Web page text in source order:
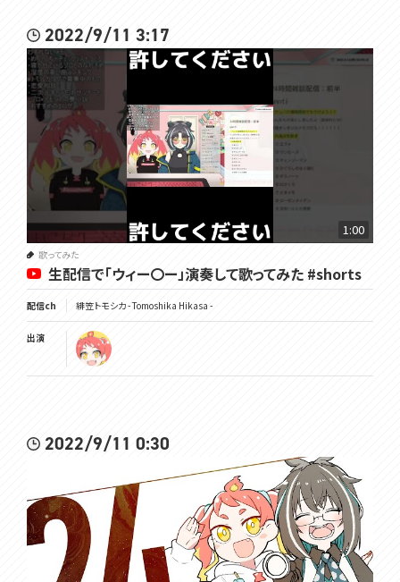
2022/9/11 3:17
1:00
歌ってみた
生配信で「ウィー〇ー」演奏して歌ってみた #shorts
配信ch 緋笠トモシカ - Tomoshika Hikasa -
出演
2022/9/11 0:30